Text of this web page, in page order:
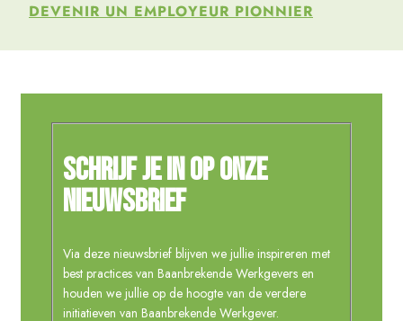
DEVENIR UN EMPLOYEUR PIONNIER